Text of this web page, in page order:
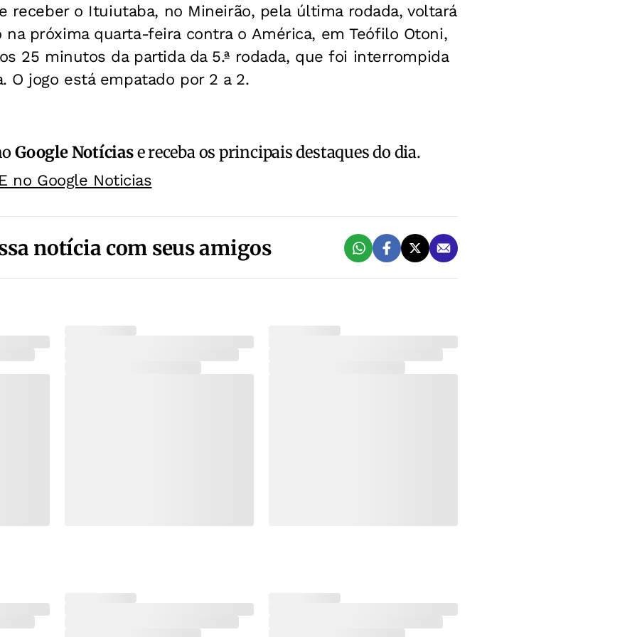
receber o Ituiutaba, no Mineirão, pela última rodada, voltará
próxima quarta-feira contra o América, em Teófilo Otoni,
25 minutos da partida da 5.ª rodada, que foi interrompida
O jogo está empatado por 2 a 2.
Google Notíciase receba os principais destaques do dia.
no Google Noticias
notícia com seus amigos